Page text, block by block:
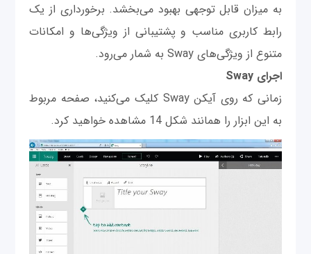
به میزان قابل توجهی بهبود می‌بخشد. برخورداری از یک
رابط کاربری مناسب و پشتیبانی از ویژگی‌ها و امکانات
متنوع از ویژگی‌های Sway به شمار می‌رود.
اجرای Sway
زمانی ‌که روی آیکن Sway کلیک می‌کنید، صفحه مربوط
به این ابزار را همانند شکل 14 مشاهده خواهید کرد.